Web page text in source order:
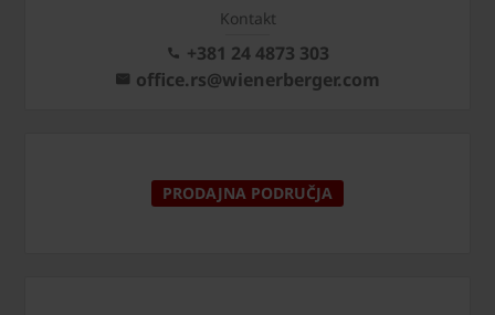
Kontakt
+381 24 4873 303
office.rs@wienerberger.com
PRODAJNA PODRUČJA